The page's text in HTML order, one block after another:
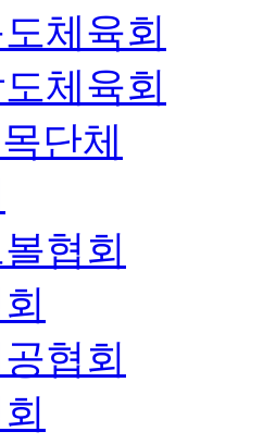
체육회
체육회
단체
협회
협회